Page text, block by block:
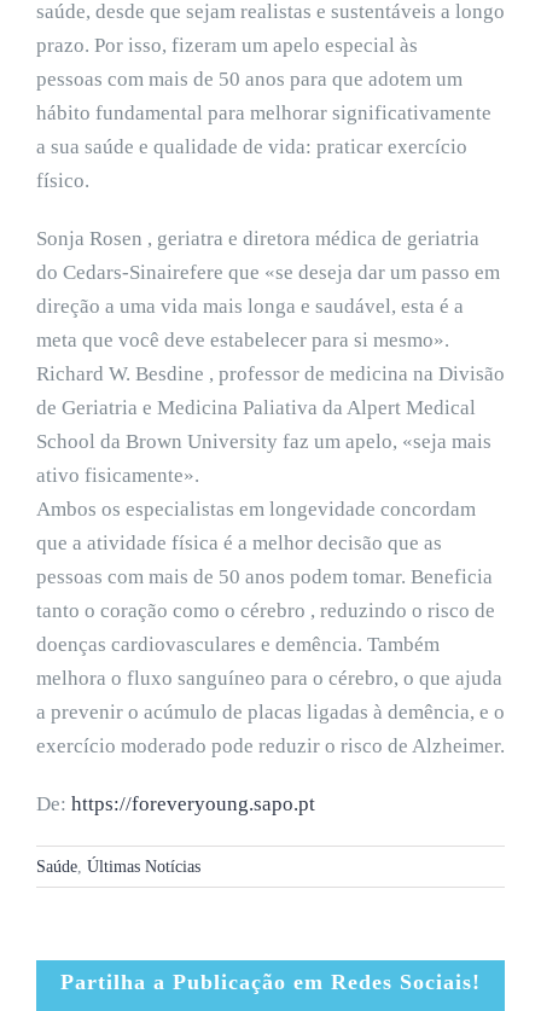
saúde, desde que sejam realistas e sustentáveis ​​a longo
prazo. Por isso, fizeram um apelo especial às
pessoas com mais de 50 anos para que adotem um
hábito fundamental para melhorar significativamente
a sua saúde e qualidade de vida: praticar exercício
físico.
Sonja Rosen , geriatra e diretora médica de geriatria
do Cedars-Sinairefere que «se deseja dar um passo em
direção a uma vida mais longa e saudável, esta é a
meta que você deve estabelecer para si mesmo».
Richard W. Besdine , professor de medicina na Divisão
de Geriatria e Medicina Paliativa da Alpert Medical
School da Brown University faz um apelo, «seja mais
ativo fisicamente».
Ambos os especialistas em longevidade concordam
que a atividade física é a melhor decisão que as
pessoas com mais de 50 anos podem tomar. Beneficia
tanto o coração como o cérebro , reduzindo o risco de
doenças cardiovasculares e demência. Também
melhora o fluxo sanguíneo para o cérebro, o que ajuda
a prevenir o acúmulo de placas ligadas à demência, e o
exercício moderado pode reduzir o risco de Alzheimer.
De: https://foreveryoung.sapo.pt
Saúde Últimas Notícias
Partilha a Publicação em Redes Sociais!